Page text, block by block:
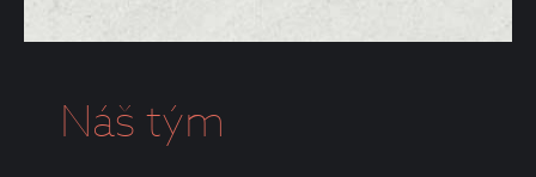
Náš tým